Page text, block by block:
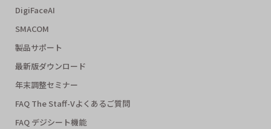
DigiFaceAI
SMACOM
製品サポート
最新版ダウンロード
年末調整セミナー
FAQ The Staff-Vよくあるご質問
FAQ デジシート機能